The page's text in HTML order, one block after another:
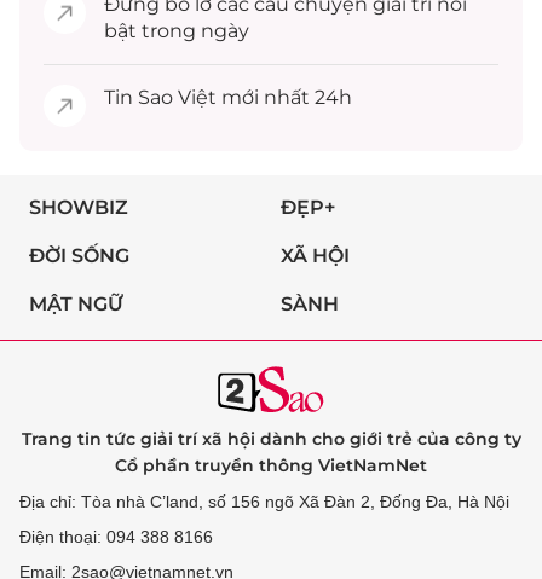
bật trong ngày
Tin Sao Việt mới nhất 24h
SHOWBIZ ĐẸP+
ĐỜI SỐNG XÃ HỘI
MẬT NGỮ SÀNH
Trang tin tức giải trí xã hội dành cho giới trẻ của công ty
Cổ phần truyền thông VietNamNet
Địa chỉ: Tòa nhà C’land, số 156 ngõ Xã Đàn 2, Đống Đa, Hà Nội
Điện thoại: 094 388 8166
Email: 2sao@vietnamnet.vn